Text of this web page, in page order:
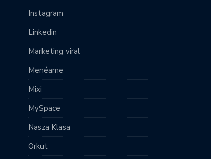
Instagram
Linkedin
Marketing viral
Menéame
Mixi
MySpace
Nasza Klasa
Orkut